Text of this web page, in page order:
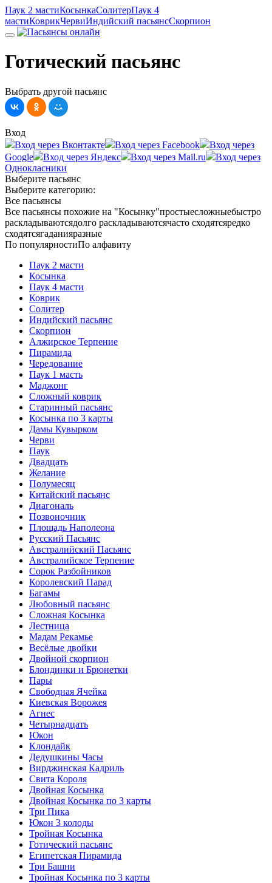
Паук 2 мастиКосынкаСолитерПаук 4
мастиКоврикЧервиИндийский пасьянсСкорпион
Готический пасьянс
Выбрать другой пасьянс
Вход
Вход через Вконтакте
Вход через Facebook
Вход через
Google
Вход через Яндекс Вход через Mail.ru
Вход через
Однокласники
Выберите пасьянс
Выберите категорию:
Все пасьянсы
Все пасьянсы похожие на "Косынку"простыесложныебыстро
раскладываютсядолго раскладываютсячасто сходятсяредко
сходятсягаданияразные
По популярностиПо алфавиту
Паук 2 масти
Косынка
Паук 4 масти
Коврик
Солитер
Индийский пасьянс
Скорпион
Алжирское Терпение
Пирамида
Чередование
Паук 1 масть
Маджонг
Сложный коврик
Старинный пасьянс
Косынка по 3 карты
Дамы Кувырком
Черви
Паук
Двадцать
Желание
Полумесяц
Китайский пасьянс
Диагональ
Позвоночник
Площадь Наполеона
Русский Пасьянс
Австралийский Пасьянс
Австралийское Терпение
Сорок Разбойников
Королевский Парад
Багамы
Любовный пасьянс
Сложная Косынка
Лестница
Мадам Рекамье
Весёлые двойки
Двойной скорпион
Блондинки и Брюнетки
Пары
Свободная Ячейка
Киевская Ворожея
Агнес
Четырнадцать
Юкон
Клондайк
Дедушкины Часы
Вирджинская Кадриль
Свита Короля
Двойная Косынка
Двойная Косынка по 3 карты
Три Пика
Юкон 3 колоды
Тройная Косынка
Готический пасьянс
Египетская Пирамида
Три Башни
Тройная Косынка по 3 карты